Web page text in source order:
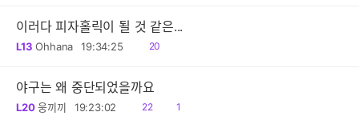
이러다 피자홀릭이 될 것 같은...
L13 Ohhana 19:34:25
읽
20
야구는 왜 중단되었을까요
L20 웅끼끼 19:23:02
읽
22
댓1